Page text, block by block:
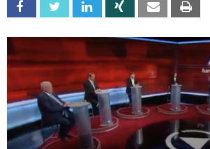
Facebook Twitter Linkedin Xing Email